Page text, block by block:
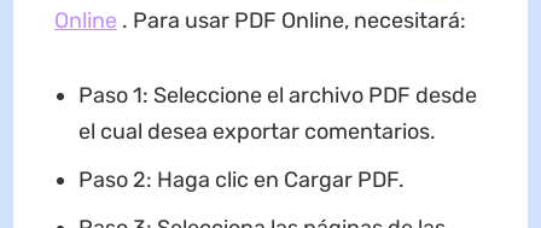
Online . Para usar PDF Online, necesitará:
Paso 1: Seleccione el archivo PDF desde
el cual desea exportar comentarios.
Paso 2: Haga clic en Cargar PDF.